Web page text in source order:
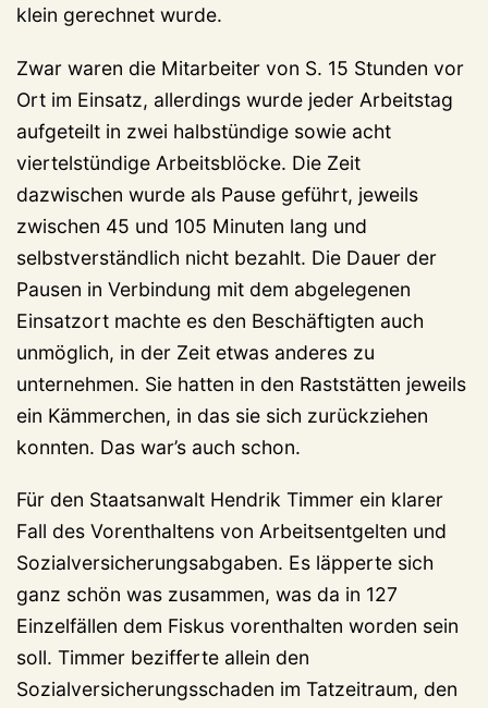
klein gerechnet wurde.
Zwar waren die Mitarbeiter von S. 15 Stunden vor
Ort im Einsatz, allerdings wurde jeder Arbeitstag
aufgeteilt in zwei halbstündige sowie acht
viertelstündige Arbeitsblöcke. Die Zeit
dazwischen wurde als Pause geführt, jeweils
zwischen 45 und 105 Minuten lang und
selbstverständlich nicht bezahlt. Die Dauer der
Pausen in Verbindung mit dem abgelegenen
Einsatzort machte es den Beschäftigten auch
unmöglich, in der Zeit etwas anderes zu
unternehmen. Sie hatten in den Raststätten jeweils
ein Kämmerchen, in das sie sich zurückziehen
konnten. Das war’s auch schon.
Für den Staatsanwalt Hendrik Timmer ein klarer
Fall des Vorenthaltens von Arbeitsentgelten und
Sozialversicherungsabgaben. Es läpperte sich
ganz schön was zusammen, was da in 127
Einzelfällen dem Fiskus vorenthalten worden sein
soll. Timmer bezifferte allein den
Sozialversicherungsschaden im Tatzeitraum, den